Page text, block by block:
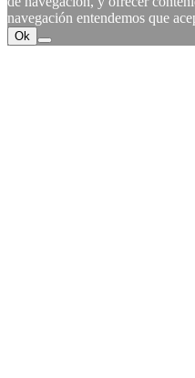
navegación entendemos que
Ok